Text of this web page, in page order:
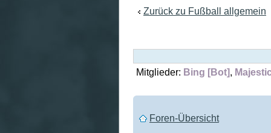
Zurück zu Fußball allgemein
Mitglieder: Bing [Bot],
Foren-Übersicht